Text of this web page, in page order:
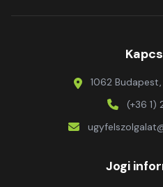
1062 Budapest,
(+36 1)
Jogi